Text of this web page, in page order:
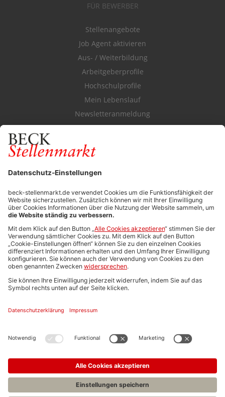
FÜR BEWERBER
Stellenangebote
Job Agent aktivieren
Aus- / Weiterbildung
Arbeitgeberprofile
Hochschulprofile
Mein Lebenslauf
Newsletteranmeldung
Durchsuchen Sie den Stellenkatalog
FÜR ARBEITGEBER
Stellenmarktpreise
Anzeigen-AGB
Media-Daten
Newsletteranmeldung
Produktübersicht
ALLGEMEIN
FAQs
Impressum
Stellenangebote C.H.BECK